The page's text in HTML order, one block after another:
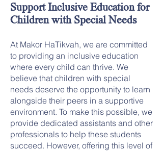
Support Inclusive Education for
Children with Special Needs
At Makor HaTikvah, we are committed
to providing an inclusive education
where every child can thrive. We
believe that children with special
needs deserve the opportunity to learn
alongside their peers in a supportive
environment. To make this possible, we
provide dedicated assistants and other
professionals to help these students
succeed. However, offering this level of